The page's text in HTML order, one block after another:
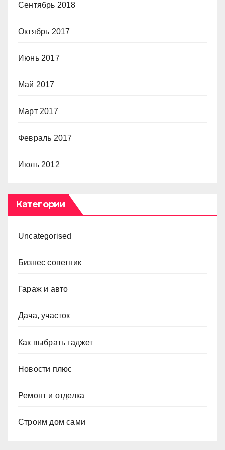
Сентябрь 2018
Октябрь 2017
Июнь 2017
Май 2017
Март 2017
Февраль 2017
Июль 2012
Категории
Uncategorised
Бизнес советник
Гараж и авто
Дача, участок
Как выбрать гаджет
Новости плюс
Ремонт и отделка
Строим дом сами